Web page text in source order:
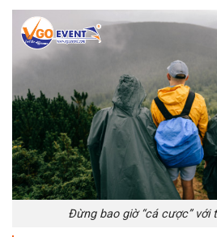
Đừng bao giờ “cá cược” với